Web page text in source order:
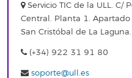
Servicio TIC de la ULL. C/
Central. Planta 1.
San Cristóbal de La
(+34) 922 31 91 80
soporte@ull.es